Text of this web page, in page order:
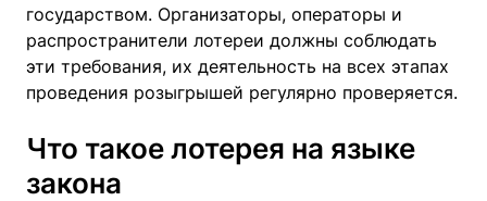
государством. Организаторы, операторы и
распространители лотереи должны соблюдать
эти требования, их деятельность на всех этапах
проведения розыгрышей регулярно проверяется.
Что такое лотерея на языке
закона